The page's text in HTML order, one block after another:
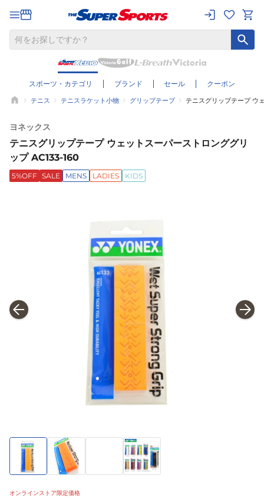
スポーツ・カテゴリ ブランド セール クーポン
テニス テニスラケット小物 グリップテープ テニスグリップテープ ウ
ヨネックス
テニスグリップテープ ウェットスーパーストロンググリ
ップ AC133-160
5%OFF SALE MENS LADIES KIDS
オンラインストア限定価格